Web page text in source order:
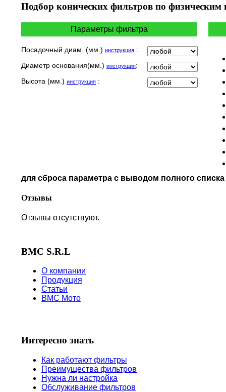
INDIAN
KEEWAY
MBK
MOTO GUZZI
TVS
Подбор конических фильтров по физическим
Параметры фильтра
Посадочный диам. (мм.) инструкция :
Диаметр основания(мм.) инструкция:
Высота (мм.) инструкция :
для сброса параметра с выводом полного
Отзывы
Отзывы отсутствуют.
BMC S.R.L
О компании
Продукция
Статьи
BMC Мото
Интересно знать
Как работают фильтры
Преимущества фильтров
Нужна ли настройка
Обслуживание фильтров